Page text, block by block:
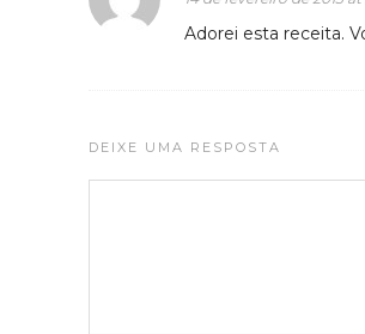
Adorei esta receita.
DEIXE UMA RESPOSTA